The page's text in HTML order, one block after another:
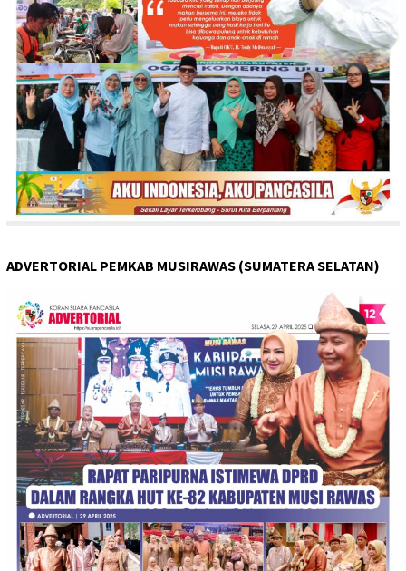
ADVERTORIAL PEMKAB MUSIRAWAS (SUMATERA SELATAN)